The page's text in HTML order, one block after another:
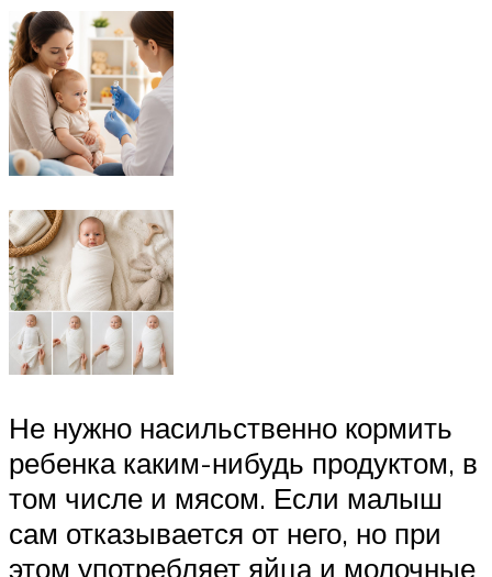
Не нужно насильственно кормить
ребенка каким-нибудь продуктом, в
том числе и мясом. Если малыш
сам отказывается от него, но при
этом употребляет яйца и молочные